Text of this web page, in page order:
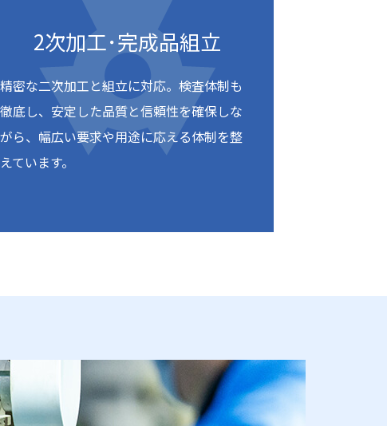
2次加工･完成品組立
精密な二次加工と組立に対応。検査体制も
徹底し、安定した品質と信頼性を確保しな
がら、幅広い要求や用途に応える体制を整
えています。